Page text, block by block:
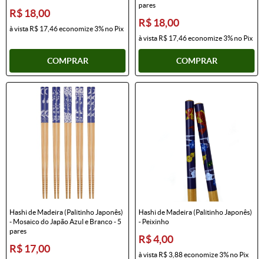
R$ 18,00
à vista R$ 17,46economize3%no Pix
COMPRAR
pares
R$ 18,00
à vista R$ 17,46economize3%no Pix
COMPRAR
Hashi de Madeira (Palitinho Japonês)
- Mosaico do Japão Azul e Branco - 5
pares
R$ 17,00
Hashi de Madeira (Palitinho Japonês)
- Peixinho
R$ 4,00
à vista R$ 3,88economize3%no Pix